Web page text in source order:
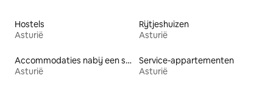
Hostels
Asturië
Rijtjeshuizen
Asturië
Accommodaties nabij een strand
Asturië
Service-appartementen
Asturië